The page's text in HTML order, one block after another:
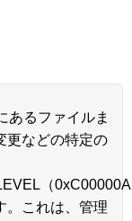
あるファイルま
更などの特定の
（
。これは、管理